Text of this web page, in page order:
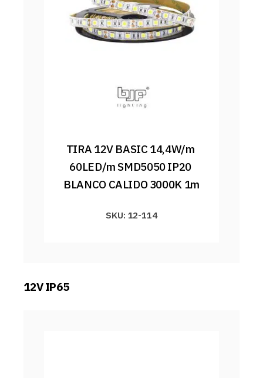
TIRA 12V BASIC 14,4W/m
60LED/m SMD5050 IP20
BLANCO CALIDO 3000K 1m
SKU: 12-114
12V IP65